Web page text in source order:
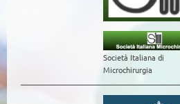
Società Italiana di
Microchirurgia